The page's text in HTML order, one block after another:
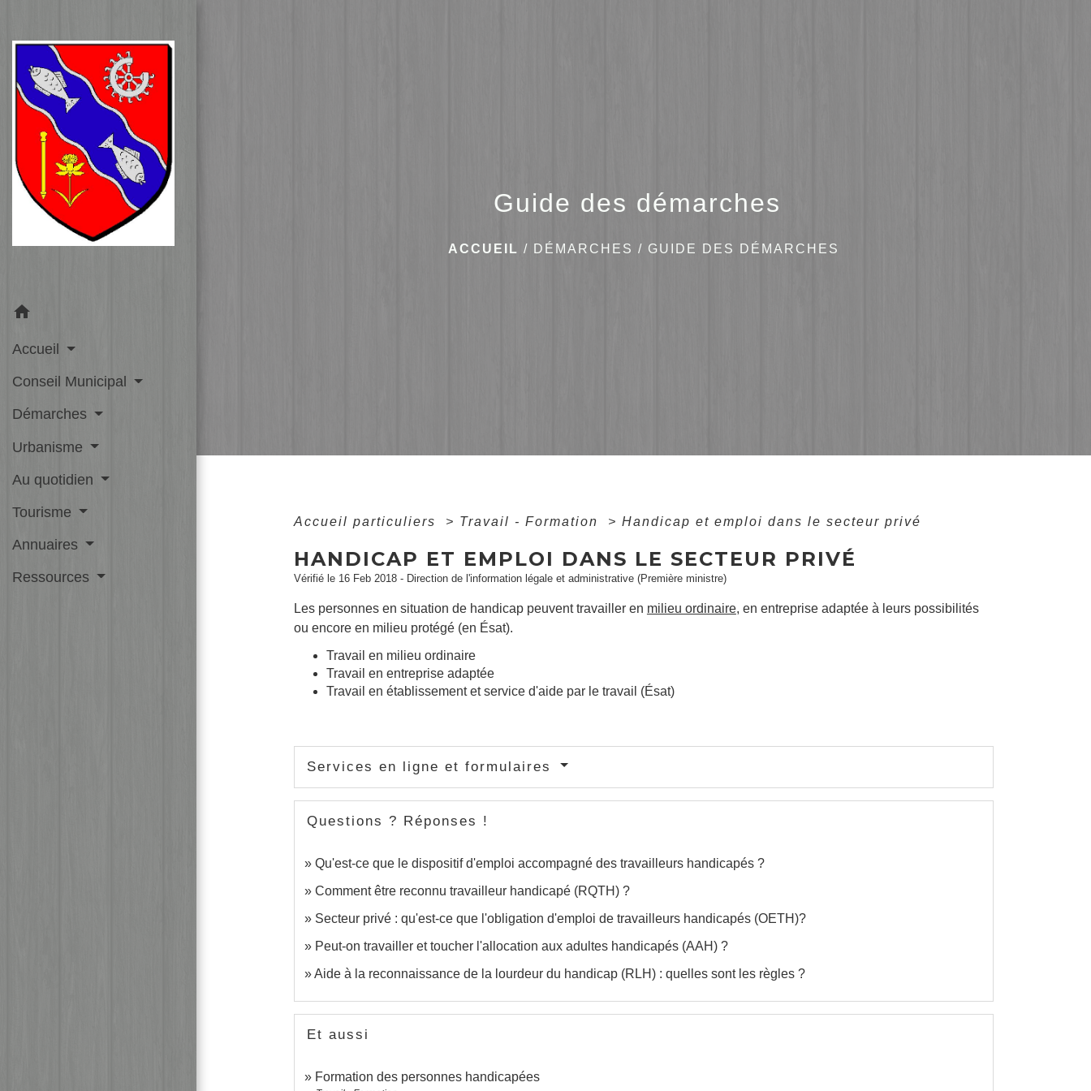
home
Accueil
Conseil Municipal
Démarches
Urbanisme
Au quotidien
Tourisme
Annuaires
Ressources
Guide des démarches
ACCUEIL / DÉMARCHES / GUIDE DES DÉMARCHES
Accueil particuliers > Travail - Formation > Handicap et emploi dans le secteur privé
HANDICAP ET EMPLOI DANS LE SECTEUR PRIVÉ
Vérifié le 16 Feb 2018 - Direction de l'information légale et administrative (Première ministre)
Les personnes en situation de handicap peuvent travailler en milieu ordinaire, en entreprise adaptée à leurs possibilités
ou encore en milieu protégé (en Ésat).
Travail en milieu ordinaire
Travail en entreprise adaptée
Travail en établissement et service d'aide par le travail (Ésat)
Services en ligne et formulaires
Questions ? Réponses !
Qu'est-ce que le dispositif d'emploi accompagné des travailleurs handicapés ?
Comment être reconnu travailleur handicapé (RQTH) ?
Secteur privé : qu'est-ce que l'obligation d'emploi de travailleurs handicapés (OETH)?
Peut-on travailler et toucher l'allocation aux adultes handicapés (AAH) ?
Aide à la reconnaissance de la lourdeur du handicap (RLH) : quelles sont les règles ?
Et aussi
Formation des personnes handicapées